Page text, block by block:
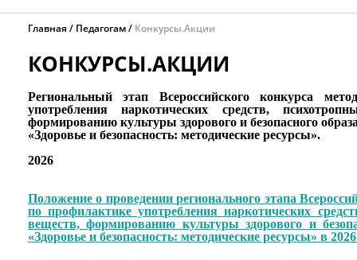
Главная Педагогам Конкурсы.Акции
КОНКУРСЫ.АКЦИИ
Региональный этап Всероссийского конкурса
употребления наркотических средств,
формированию культуры здорового и безопасного
«Здоровье и безопасность: методические ресурсы».
2026
Положение о проведении регионального этапа
по профилактике употребления наркотических
веществ, формированию культуры здорового и
«Здоровье и безопасность: методические ресурсы» в